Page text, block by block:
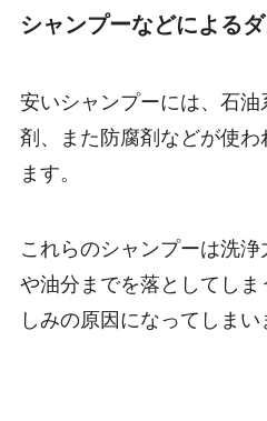
シャンプーなどによる
安いシャンプーには、石
剤、また防腐剤などが使わ
ます。
これらのシャンプーは洗
や油分までを落としてしま
しみの原因になってしまい